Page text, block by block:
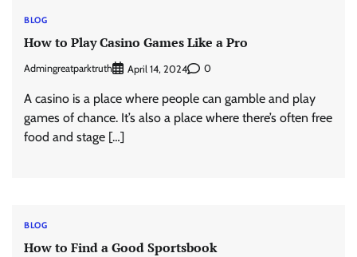
BLOG
How to Play Casino Games Like a Pro
Admingreatparktruth April 14, 2024 0
A casino is a place where people can gamble and play
games of chance. It’s also a place where there’s often free
food and stage […]
BLOG
How to Find a Good Sportsbook